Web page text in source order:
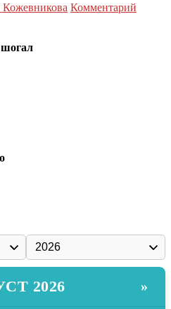
Кожевникова Комментарий
2026 »